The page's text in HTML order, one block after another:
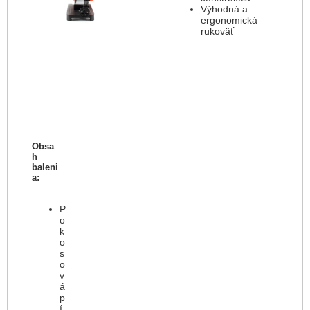
Výhodná a
ergonomická
rukoväť
Obsa
h
baleni
a:
P
o
k
o
s
o
v
á
p